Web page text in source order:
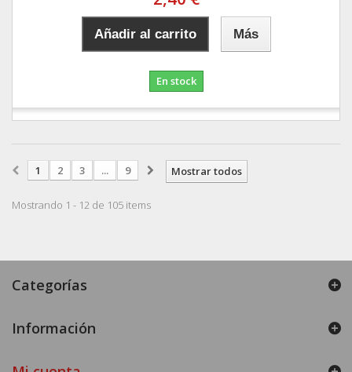
Añadir al carrito Más
En stock
Mostrar todos
1 2 3 ... 9
Mostrando 1 - 12 de 105 items
Categorías
Información